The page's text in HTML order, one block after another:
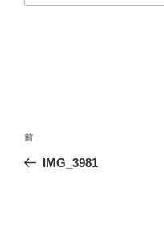
投
ナ
前
の
前
IMG_3981